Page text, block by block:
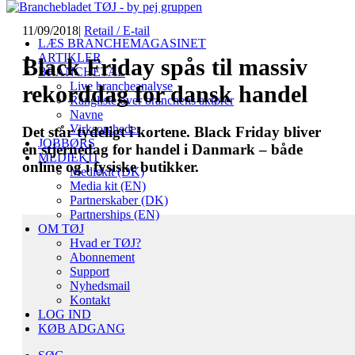
LÆS BRANCHEMAGASINET
ARTIKLER
BRANCHETAL
Live brancheanalyse
Rangliste over branchens aktører
Navne
Virksomheder
JOBBØRS
MEDIEKIT
Mediekit (DK)
Media kit (EN)
Partnerskaber (DK)
Partnerships (EN)
OM TØJ
Hvad er TØJ?
Abonnement
Support
Nyhedsmail
Kontakt
LOG IND
KØB ADGANG
11/09/2018| Retail / E-tail
Black Friday spås til massiv
rekorddag for dansk handel
Det står tydeligt i kortene. Black Friday bliver
en stjernedag for handel i Danmark – både
online og i fysiske butikker.